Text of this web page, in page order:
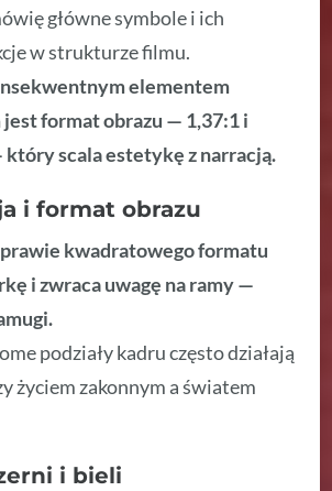
główne symbole i ich
w strukturze filmu.
elementem
format obrazu — 1,37:1 i
który scala estetykę z narracją.
i format obrazu
kwadratowego formatu
i zwraca uwagę na ramy —
podziały kadru często działają
życiem zakonnym a światem
i bieli